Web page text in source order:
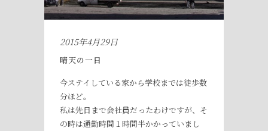
2015年4月29日
晴天の一日
今ステイしている家から学校までは徒歩数
分ほど。
私は先日まで会社員だったわけですが、そ
の時は通勤時間１時間半かかっていまし